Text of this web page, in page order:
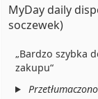
MyDay daily
soczewek)
Bardzo szybka
zakupu